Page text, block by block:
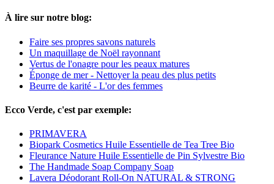
À lire sur notre blog:
Faire ses propres savons naturels
Un maquillage de Noël rayonnant
Vertus de l'onagre pour les peaux matures
Éponge de mer - Nettoyer la peau des plus petits
Beurre de karité - L'or des femmes
Ecco Verde, c'est par exemple:
PRIMAVERA
Biopark Cosmetics Huile Essentielle de Tea Tree Bio
Fleurance Nature Huile Essentielle de Pin Sylvestre Bio
The Handmade Soap Company Soap
Lavera Déodorant Roll-On NATURAL & STRONG